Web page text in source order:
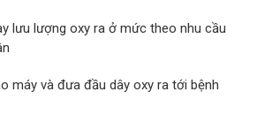
lưu lượng oxy ra ở mức theo nhu cầu
máy và đưa đầu dây oxy ra tới bệnh